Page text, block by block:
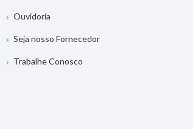
Ouvidoria
Seja nosso Fornecedor
Trabalhe Conosco